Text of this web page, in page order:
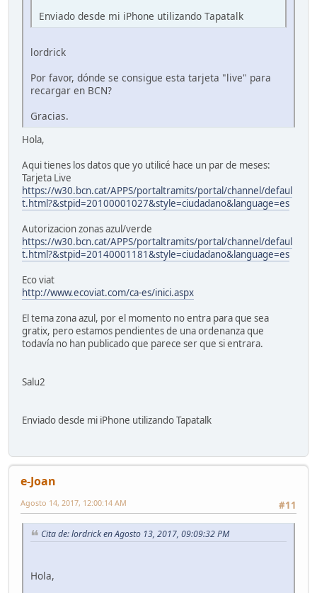
Enviado desde mi iPhone utilizando Tapatalk
lordrick
Por favor, dónde se consigue esta tarjeta "live" para
recargar en BCN?
Gracias.
Hola,
Aqui tienes los datos que yo utilicé hace un par de meses:
Tarjeta Live
https://w30.bcn.cat/APPS/portaltramits/portal/channel/defaul
t.html?&stpid=20100001027&style=ciudadano&language=es
Autorizacion zonas azul/verde
https://w30.bcn.cat/APPS/portaltramits/portal/channel/defaul
t.html?&stpid=20140001181&style=ciudadano&language=es
Eco viat
http://www.ecoviat.com/ca-es/inici.aspx
El tema zona azul, por el momento no entra para que sea
gratix, pero estamos pendientes de una ordenanza que
todavía no han publicado que parece ser que si entrara.
Salu2
Enviado desde mi iPhone utilizando Tapatalk
e-Joan
#11
Agosto 14, 2017, 12:00:14 AM
Cita de: lordrick en Agosto 13, 2017, 09:09:32 PM
Hola,